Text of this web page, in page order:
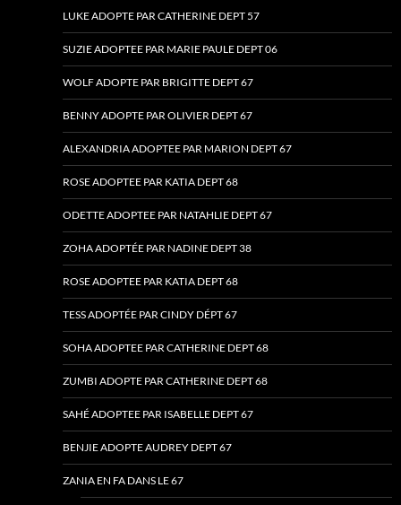
LUKE ADOPTE PAR CATHERINE DEPT 57
SUZIE ADOPTEE PAR MARIE PAULE DEPT 06
WOLF ADOPTE PAR BRIGITTE DEPT 67
BENNY ADOPTE PAR OLIVIER DEPT 67
ALEXANDRIA ADOPTEE PAR MARION DEPT 67
ROSE ADOPTEE PAR KATIA DEPT 68
ODETTE ADOPTEE PAR NATAHLIE DEPT 67
ZOHA ADOPTÉE PAR NADINE DEPT 38
ROSE ADOPTEE PAR KATIA DEPT 68
TESS ADOPTÉE PAR CINDY DÉPT 67
SOHA ADOPTEE PAR CATHERINE DEPT 68
ZUMBI ADOPTE PAR CATHERINE DEPT 68
SAHÉ ADOPTEE PAR ISABELLE DEPT 67
BENJIE ADOPTE AUDREY DEPT 67
ZANIA EN FA DANS LE 67